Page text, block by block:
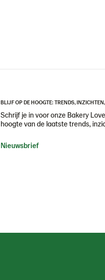
BLIJF OP DE HOOGTE: TRENDS,
Schrijf je in voor onze Bakery
hoogte van de laatste trends,
Nieuwsbrief